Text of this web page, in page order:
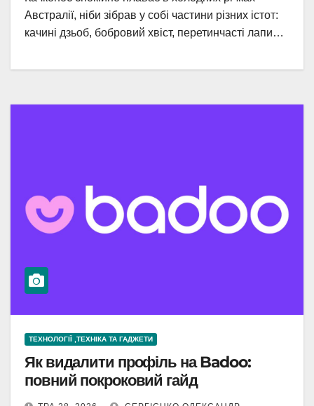
Австралії, ніби зібрав у собі частини різних істот:
качині дзьоб, бобровий хвіст, перетинчасті лапи…
ТЕХНОЛОГІЇ ,ТЕХНІКА ТА ГАДЖЕТИ
Як видалити профіль на Badoo:
повний покроковий гайд